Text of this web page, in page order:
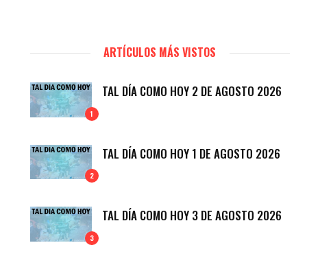
ARTÍCULOS MÁS VISTOS
1
TAL DÍA COMO HOY 2 DE AGOSTO 2026
2
TAL DÍA COMO HOY 1 DE AGOSTO 2026
3
TAL DÍA COMO HOY 3 DE AGOSTO 2026